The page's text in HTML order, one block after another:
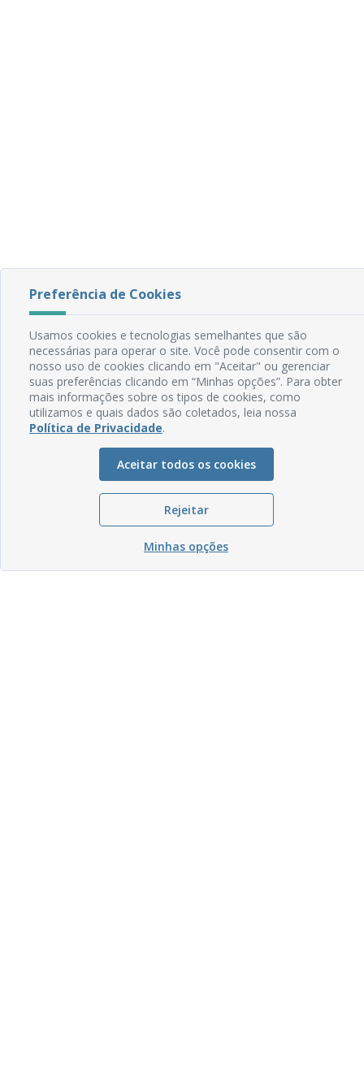
Preferência de Cookies
Usamos cookies e tecnologias semelhantes que são
necessárias para operar o site. Você pode consentir com o
nosso uso de cookies clicando em "Aceitar" ou gerenciar
suas preferências clicando em “Minhas opções”. Para obter
mais informações sobre os tipos de cookies, como
utilizamos e quais dados são coletados, leia nossa
Política de Privacidade.
Aceitar todos os cookies
Rejeitar
Minhas opções